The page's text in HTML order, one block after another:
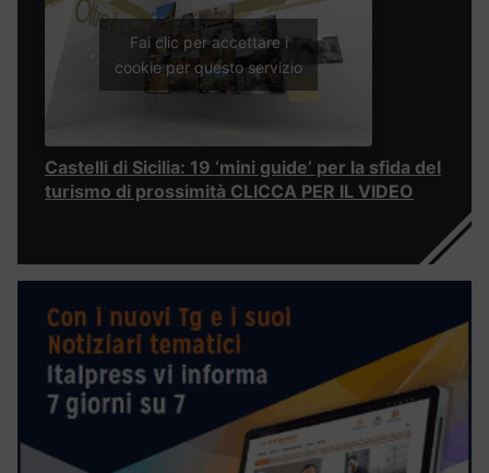
Fai clic per accettare i
cookie per questo servizio
Castelli di Sicilia: 19 ‘mini guide’ per la sfida del
turismo di prossimità CLICCA PER IL VIDEO